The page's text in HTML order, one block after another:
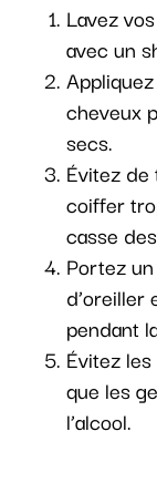
Lavez
avec un
cheveux
secs.
Évitez
coiffer
casse
Portez
pendant
Évitez
que les
l’alcool.